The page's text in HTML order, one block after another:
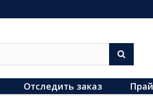
Отследить заказ